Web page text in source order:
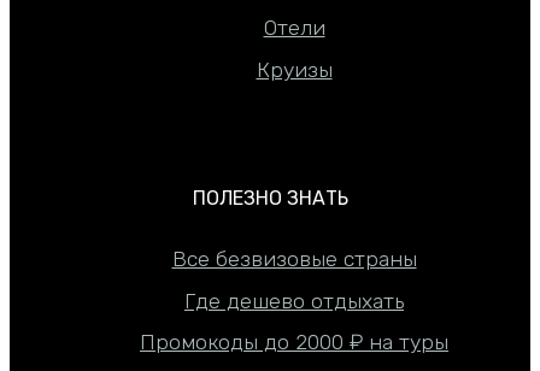
Отели
Круизы
ПОЛЕЗНО ЗНАТЬ
Все безвизовые страны
Где дешево отдыхать
Промокоды до 2000 ₽ на туры